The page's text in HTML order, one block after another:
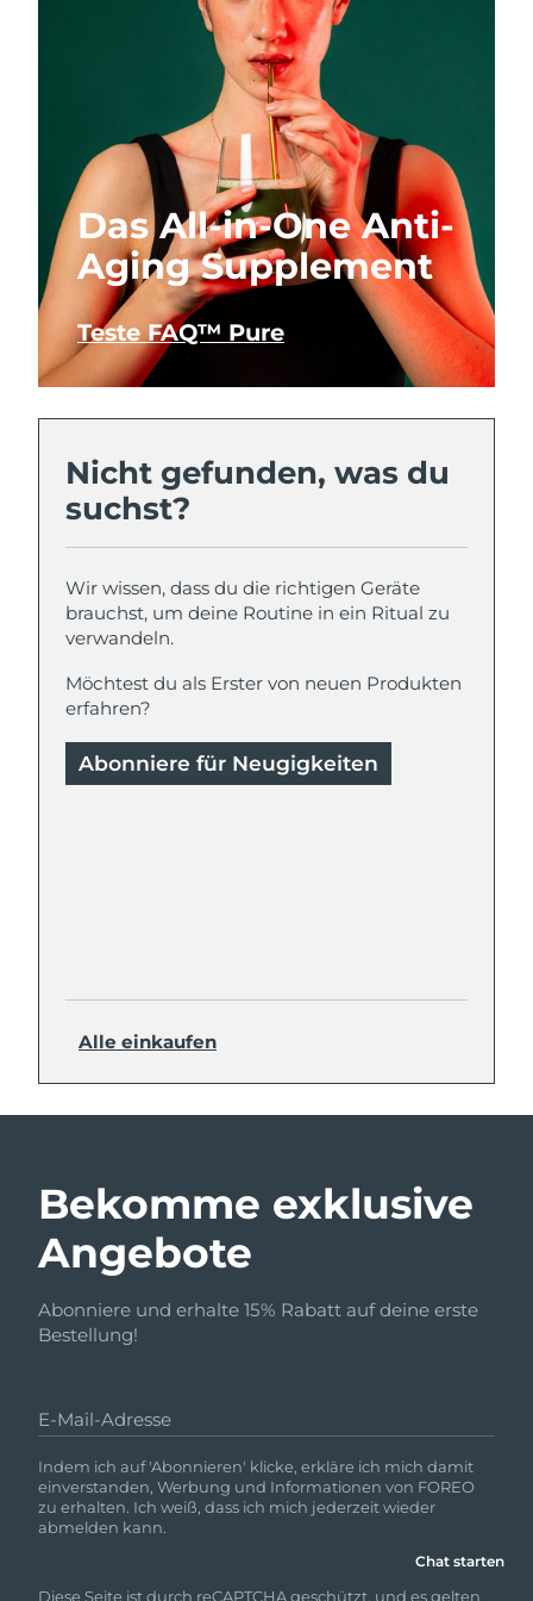
Das All-in-One Anti-
Aging Supplement
Teste FAQ™ Pure
Nicht gefunden, was du
suchst?
Wir wissen, dass du die richtigen Geräte
brauchst, um deine Routine in ein Ritual zu
verwandeln.
Möchtest du als Erster von neuen Produkten
erfahren?
Abonniere für Neugigkeiten
Alle einkaufen
Bekomme exklusive
Angebote
Abonniere und erhalte 15% Rabatt auf deine erste
Bestellung!
E-Mail-Adresse
Indem ich auf 'Abonnieren' klicke, erkläre ich mich damit
einverstanden, Werbung und Informationen von FOREO
zu erhalten. Ich weiß, dass ich mich jederzeit wieder
abmelden kann.
Diese Seite ist durch reCAPTCHA geschützt, und es gelten
Chat starten